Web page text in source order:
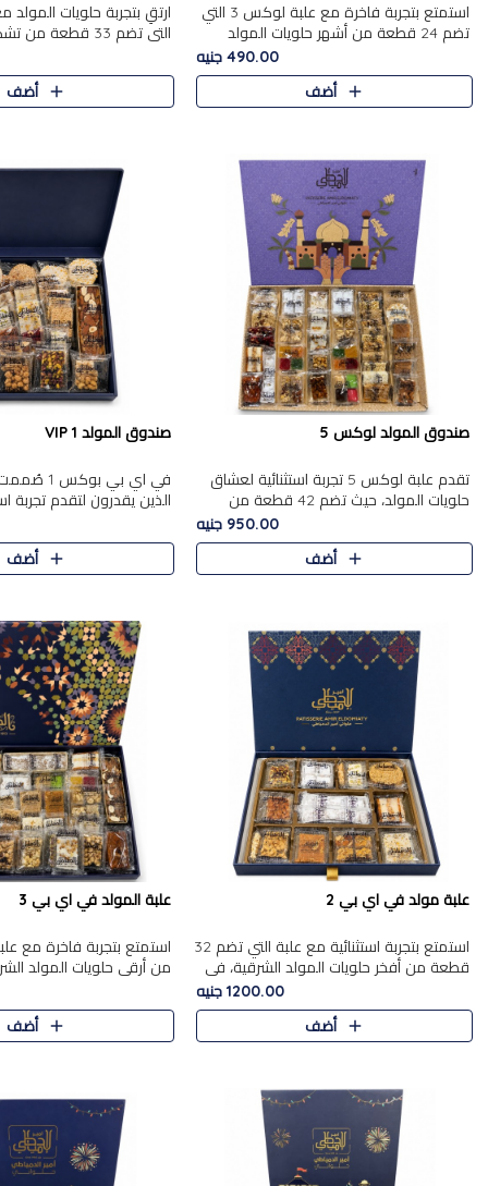
استمتع بتجربة فاخرة مع علبة لوكس 3 التي
تضم 24 قطعة من أشهر حلويات المولد
الشرقية المختارة بعناية. تحتوي التشكيلة على
الجزرية بالفول، والملب..
490.00 جنيه
أضف
التي تضم 33 قطعة
ومتنوعة من أشهر
العلبة على الجزرية بالفول،..
أضف
صندوق المولد لوكس 5
تقدم علبة لوكس 5 تجربة استثنائية لعشاق
حلويات المولد، حيث تضم 42 قطعة من
تشكيلة فاخرة تجمع بين أشهر الأصناف
التقليدية وأصناف مميزة مختارة بع..
950.00 جنيه
أضف
صندوق المولد VIP 1
في اي بي
الذين يقدرون لتقدم تجربة
تجمع بين أفخر حلويات
تشكيلة مختارة من الأصناف
أضف
علبة مولد في اي بي 2
استمتع بتجربة استثنائية مع علبة التي تضم 32
قطعة من أفخر حلويات المولد الشرقية، في
تشكيلة تجمع بين الأصالة والاختيارات الفاخرة.
تحتوي العلبة..
1200.00 جنيه
أضف
علبة المولد في اي بي 3
من أرقى حلويات المولد
تجمع بين الأصناف
والاختيارات الغنية بالم..
أضف